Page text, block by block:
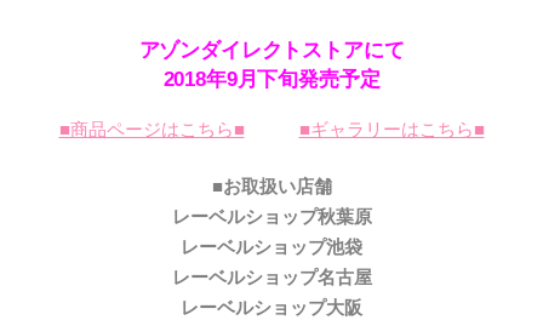
アゾンダイレクトストアにて
2018年9月下旬発売予定
■商品ページはこちら■ ■ギャラリーはこちら■
■お取扱い店舗
レーベルショップ秋葉原
レーベルショップ池袋
レーベルショップ名古屋
レーベルショップ大阪